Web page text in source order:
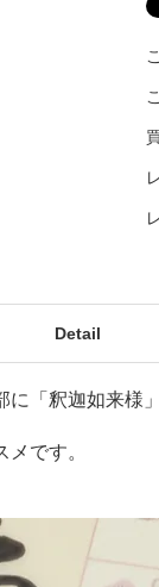
Detail
「釈迦如来様
です。